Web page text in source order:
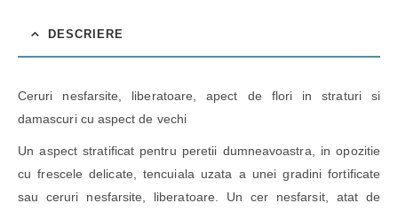
DESCRIERE
Ceruri nesfarsite, liberatoare, apect de flori in straturi si
damascuri cu aspect de vechi
Un aspect stratificat pentru peretii dumneavoastra, in opozitie
cu frescele delicate, tencuiala uzata a unei gradini fortificate
sau ceruri nesfarsite, liberatoare. Un cer nesfarsit, atat de